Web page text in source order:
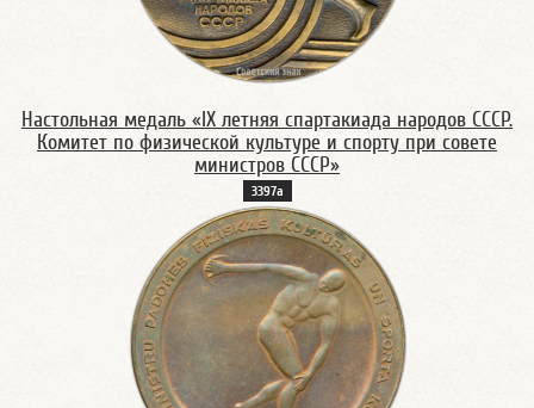
Настольная медаль «IX летняя спартакиада народов СССР.
Комитет по физической культуре и спорту при совете
министров СССР»
3397а